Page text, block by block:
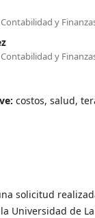
y
y
costos, salud,
solicitud
Universidad de